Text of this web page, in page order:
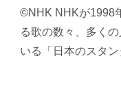
©NHK NHKが1998
る歌の数々、多く
いる「日本のスタ